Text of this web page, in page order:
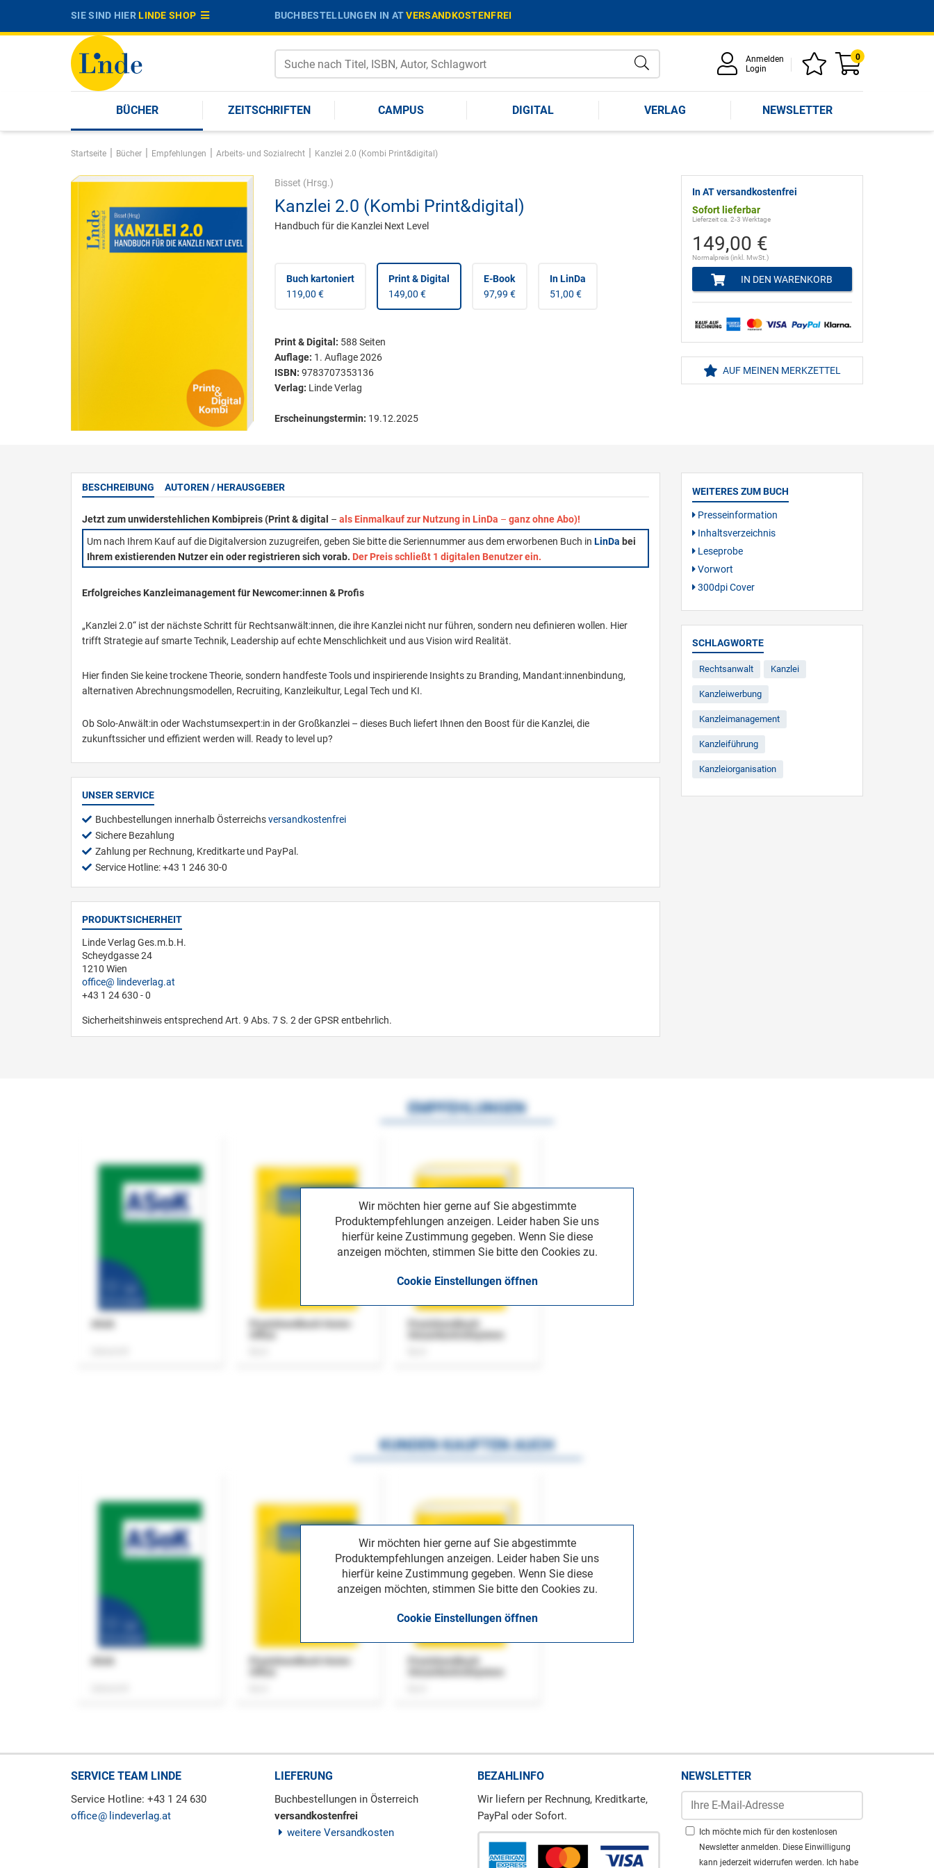
SIE SIND HIERLINDE SHOP BUCHBESTELLUNGEN IN ATVERSANDKOSTENFREI
Anmelden
Login
0
BÜCHER ZEITSCHRIFTEN CAMPUS DIGITAL VERLAG NEWSLETTER
Startseite | Bücher | Empfehlungen | Arbeits- und Sozialrecht | Kanzlei 2.0 (Kombi Print&digital)
Bisset (Hrsg.)
Kanzlei 2.0 (Kombi Print&digital)
Handbuch für die Kanzlei Next Level
Buch kartoniert
119,00 €
Print & Digital
149,00 €
E-Book
97,99 €
In LinDa
51,00 €
Print & Digital : 588 Seiten
Auflage: 1. Auflage 2026
ISBN: 9783707353136
Verlag: Linde Verlag
Erscheinungstermin: 19.12.2025
In AT versandkostenfrei
Sofort lieferbar
Lieferzeit ca. 2-3 Werktage
149,00 €
Normalpreis (inkl. MwSt.)
IN DEN WARENKORB
AUF MEINEN MERKZETTEL
BESCHREIBUNG AUTOREN / HERAUSGEBER
Jetzt zum unwiderstehlichen Kombipreis (Print & digital – als Einmalkauf zur Nutzung in LinDa – ganz ohne Abo)!
Um nach Ihrem Kauf auf die Digitalversion zuzugreifen, geben Sie bitte die Seriennummer aus dem erworbenen Buch in LinDa bei
Ihrem existierenden Nutzer ein oder registrieren sich vorab. Der Preis schließt 1 digitalen Benutzer ein.
Erfolgreiches Kanzleimanagement für Newcomer:innen & Profis
„Kanzlei 2.0“ ist der nächste Schritt für Rechtsanwält:innen, die ihre Kanzlei nicht nur führen, sondern neu definieren wollen. Hier
trifft Strategie auf smarte Technik, Leadership auf echte Menschlichkeit und aus Vision wird Realität.
Hier finden Sie keine trockene Theorie, sondern handfeste Tools und inspirierende Insights zu Branding, Mandant:innenbindung,
alternativen Abrechnungsmodellen, Recruiting, Kanzleikultur, Legal Tech und KI.
Ob Solo-Anwält:in oder Wachstumsexpert:in in der Großkanzlei – dieses Buch liefert Ihnen den Boost für die Kanzlei, die
zukunftssicher und effizient werden will. Ready to level up?
UNSER SERVICE
Buchbestellungen innerhalb Österreichsversandkostenfrei
Sichere Bezahlung
Zahlung per Rechnung, Kreditkarte und PayPal.
Service Hotline: +43 1 246 30-0
PRODUKTSICHERHEIT
Linde Verlag Ges.m.b.H.
Scheydgasse 24
1210 Wien
office
lindeverlag.at
+43 1 24 630 - 0
Sicherheitshinweis entsprechend Art. 9 Abs. 7 S. 2 der GPSR entbehrlich.
WEITERES ZUM BUCH
Presseinformation
Inhaltsverzeichnis
Leseprobe
Vorwort
300dpi Cover
SCHLAGWORTE
Rechtsanwalt Kanzlei
Kanzleiwerbung
Kanzleimanagement
Kanzleiführung
Kanzleiorganisation
Wir möchten hier gerne auf Sie abgestimmte
Produktempfehlungen anzeigen. Leider haben Sie uns
hierfür keine Zustimmung gegeben. Wenn Sie diese
anzeigen möchten, stimmen Sie bitte den Cookies zu.
Cookie Einstellungen öffnen
EMPFEHLUNGEN
ASok
Praxishandbuch Home-
Praxishandbuch
Steuerkontrollsystem
Wir möchten hier gerne auf Sie abgestimmte
Produktempfehlungen anzeigen. Leider haben Sie uns
hierfür keine Zustimmung gegeben. Wenn Sie diese
anzeigen möchten, stimmen Sie bitte den Cookies zu.
Cookie Einstellungen öffnen
KUNDEN KAUFTEN AUCH
ASok
Praxishandbuch Home-
Praxishandbuch
Steuerkontrollsystem
SERVICE TEAM LINDE
Service Hotline: +43 1 24 630
office
lindeverlag.at
LIEFERUNG
Buchbestellungen in Österreich
versandkostenfrei
weitere Versandkosten
BEZAHLINFO
Wir liefern per Rechnung, Kreditkarte,
PayPal oder Sofort.
NEWSLETTER
Ich möchte mich für den kostenlosen
Newsletter anmelden. Diese Einwilligung
kann jederzeit widerrufen werden. Ich habe